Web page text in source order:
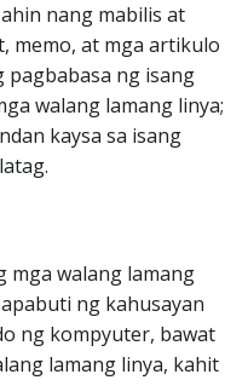
nang mabilis at
memo, at mga artikulo
pagbabasa ng isang
walang lamang linya;
kaysa sa isang
mga walang lamang
ng kahusayan
ng kompyuter, bawat
lamang linya, kahit